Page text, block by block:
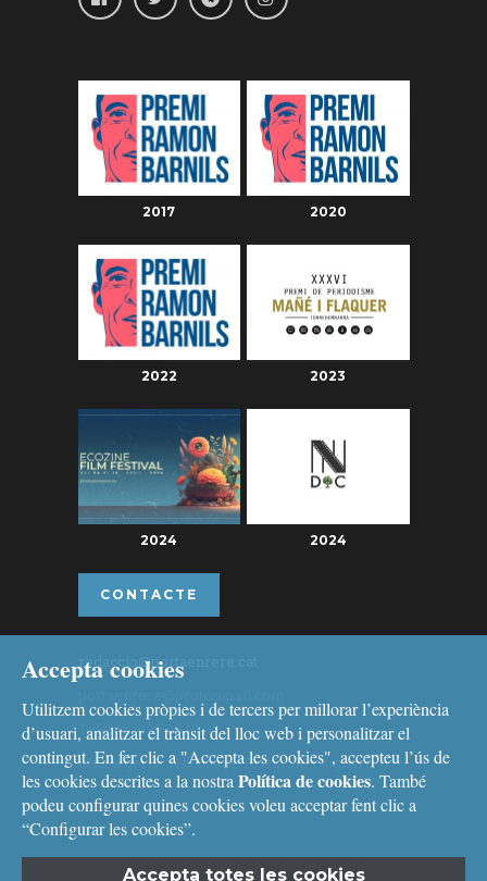
2017 2020
2022 2023
2024 2024
CONTACTE
redaccio@portaenrere.cat
Telèfon: 626 26 19 93
Missatgeria: Whatsapp, Telegram i Signal
Accepta cookies
Utilitzem cookies pròpies i de tercers per millorar l’experiència
d’usuari, analitzar el trànsit del lloc web i personalitzar el
contingut. En fer clic a "Accepta les cookies", accepteu l’ús de
les cookies descrites a la nostra Política de cookies. També
podeu configurar quines cookies voleu acceptar fent clic a
“Configurar les cookies”.
Accepta totes les cookies